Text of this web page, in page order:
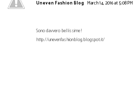
Uneven Fashion Blog March 14, 2016 at 5:08 PM
Sono davvero bellissime !
http://unevenfashionblog.blogspot.it/